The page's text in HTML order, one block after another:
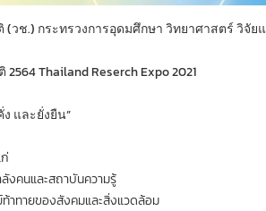
(วช.) กระทรวงการอุดมศึกษา วิทยาศาสตร์ วิจัย
Thailand Reserch Expo 2021
และยั่งยืน”
งคนและสถาบันความรู้
าทายของสังคมและสิ่งแวดล้อม